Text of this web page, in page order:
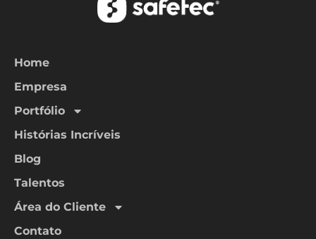
Home
Empresa
Portfólio
Histórias Incríveis
Blog
Talentos
Área do Cliente
Contato